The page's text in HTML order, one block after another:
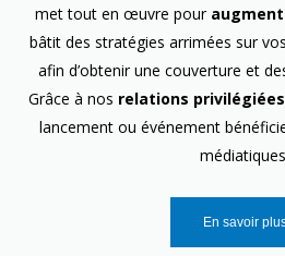
met tout en œuvre pour
bâtit des stratégies arrimées sur
afin d’obtenir une couverture et
Grâce à nos relations
lancement ou événement
En savoir